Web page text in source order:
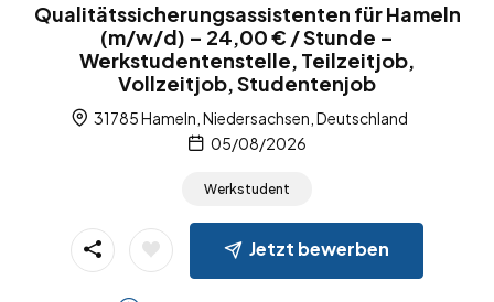
Qualitätssicherungsassistenten für Hameln
(m/w/d) – 24,00 € / Stunde –
Werkstudentenstelle, Teilzeitjob,
Vollzeitjob, Studentenjob
31785 Hameln, Niedersachsen, Deutschland
05/08/2026
Werkstudent
Jetzt bewerben